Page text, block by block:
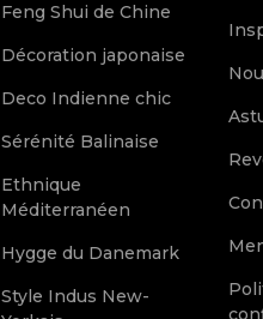
Feng Shui de Chine
Décoration japonaise
Deco Indienne chic
Sérénité Balinaise
Ethnique
Méditerranéen
Hygge du Danemark
Style Indus New-